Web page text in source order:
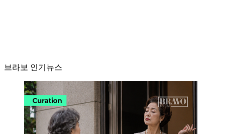
브라보 인기뉴스